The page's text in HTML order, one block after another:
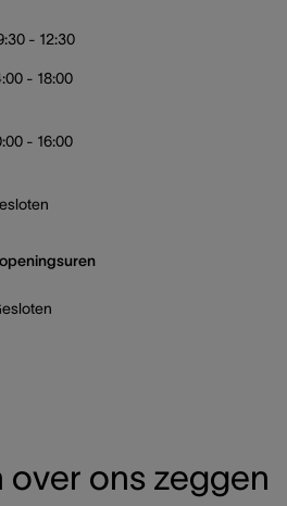
- 12:30
- 18:00
- 16:00
over ons zeggen